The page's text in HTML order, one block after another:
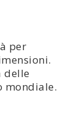
per
delle
mondiale.